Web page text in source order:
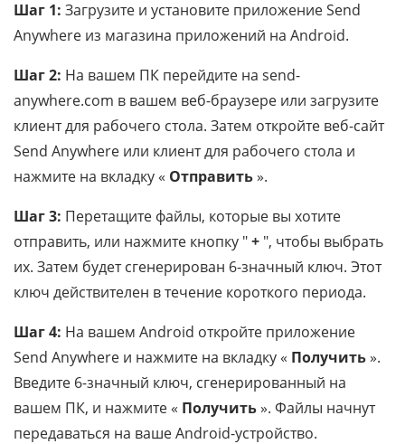
Шаг 1: Загрузите и установите приложение Send
Anywhere из магазина приложений на Android.
Шаг 2: На вашем ПК перейдите на send-
anywhere.com в вашем веб-браузере или загрузите
клиент для рабочего стола. Затем откройте веб-сайт
Send Anywhere или клиент для рабочего стола и
нажмите на вкладку « Отправить».
Шаг 3: Перетащите файлы, которые вы хотите
отправить, или нажмите кнопку "+ ", чтобы выбрать
их. Затем будет сгенерирован 6-значный ключ. Этот
ключ действителен в течение короткого периода.
Шаг 4: На вашем Android откройте приложение
Send Anywhere и нажмите на вкладку « Получить».
Введите 6-значный ключ, сгенерированный на
вашем ПК, и нажмите « Получить». Файлы начнут
передаваться на ваше Android-устройство.